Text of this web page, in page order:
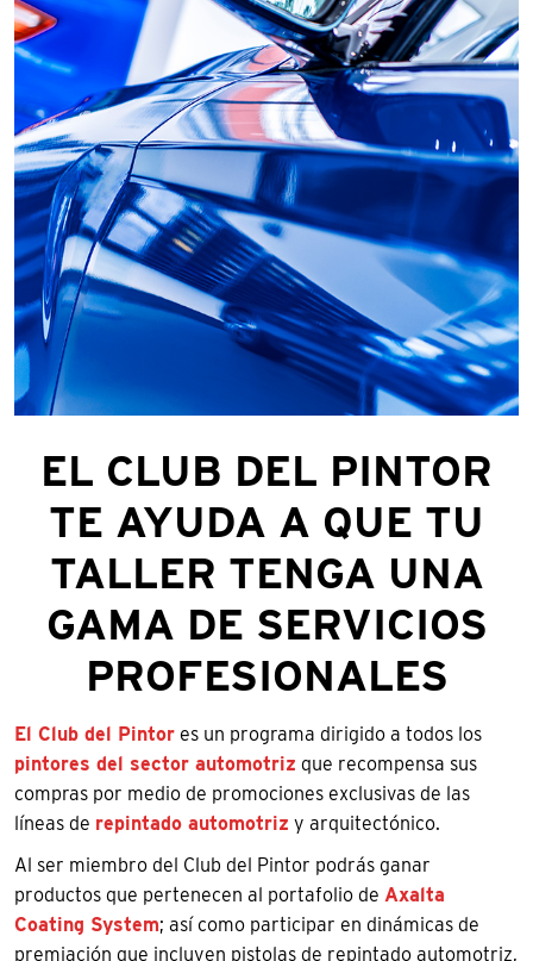
EL CLUB DEL PINTOR
TE AYUDA A QUE TU
TALLER TENGA UNA
GAMA DE SERVICIOS
PROFESIONALES
El Club del Pintor es un programa dirigido a todos los
pintores del sector automotriz que recompensa sus
compras por medio de promociones exclusivas de las
líneas de repintado automotriz y arquitectónico.
Al ser miembro del Club del Pintor podrás ganar
productos que pertenecen al portafolio de Axalta
Coating System; así como participar en dinámicas de
premiación que incluyen pistolas de repintado automotriz,